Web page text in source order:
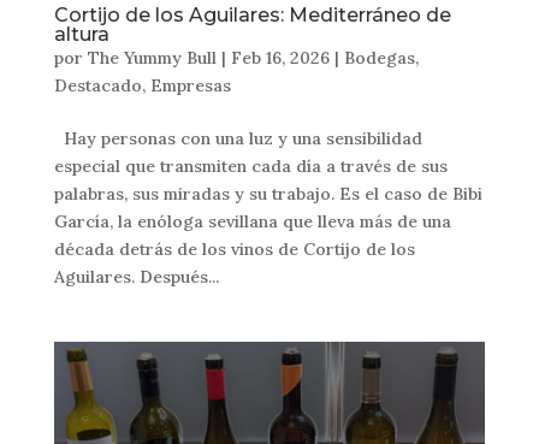
Cortijo de los Aguilares: Mediterráneo de
altura
por The Yummy Bull| Feb 16, 2026| Bodegas,
Destacado, Empresas
Hay personas con una luz y una sensibilidad
especial que transmiten cada día a través de sus
palabras, sus miradas y su trabajo. Es el caso de Bibi
García, la enóloga sevillana que lleva más de una
década detrás de los vinos de Cortijo de los
Aguilares. Después...